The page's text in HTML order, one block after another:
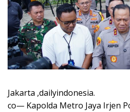
Jakarta ,dailyindonesia.
co— Kapolda Metro Jaya Irjen